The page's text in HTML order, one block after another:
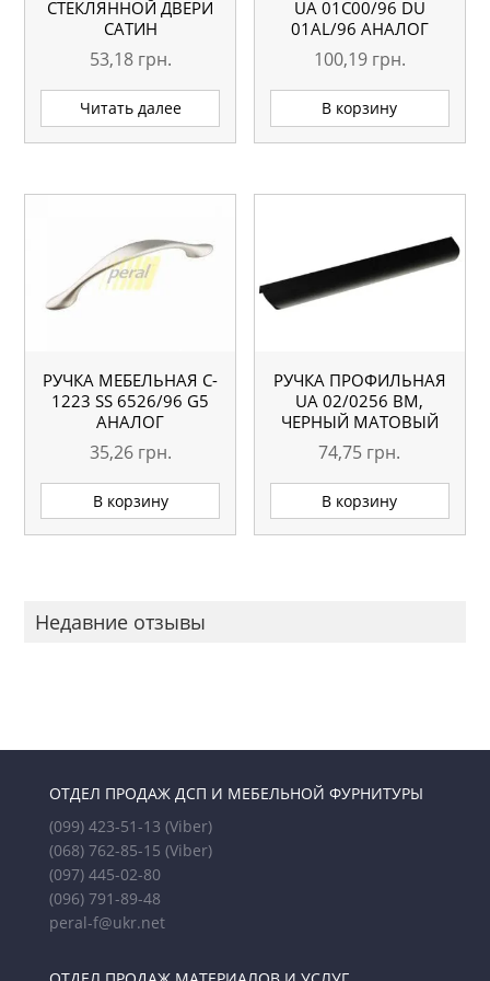
СТЕКЛЯННОЙ ДВЕРИ
САТИН
53,18 грн.
Читать далее
UA 01С00/96 DU
01AL/96 АНАЛОГ
100,19 грн.
В корзину
РУЧКА МЕБЕЛЬНАЯ C-
1223 SS 6526/96 G5
АНАЛОГ
35,26 грн.
В корзину
РУЧКА ПРОФИЛЬНАЯ
UA 02/0256 BM,
ЧЕРНЫЙ МАТОВЫЙ
74,75 грн.
В корзину
Недавние отзывы
ОТДЕЛ ПРОДАЖ ДСП И МЕБЕЛЬНОЙ ФУРНИТУРЫ
(099) 423-51-13 (Viber)
(068) 762-85-15 (Viber)
(097) 445-02-80
(096) 791-89-48
peral-f@ukr.net